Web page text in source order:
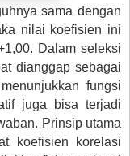
sama dengan
nilai koefisien ini
Dalam seleksi
dianggap sebagai
fungsi
juga bisa terjadi
Prinsip utama
koefisien korelasi